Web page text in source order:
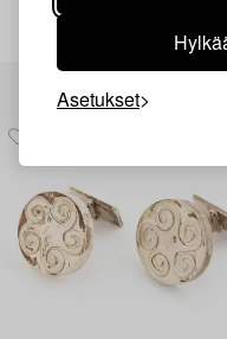
Asetukset
Muiden